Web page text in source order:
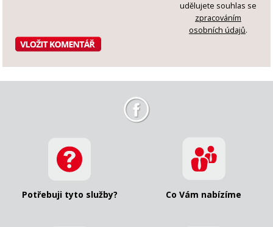
udělujete souhlas se
zpracováním
osobních údajů.
Potřebuji tyto služby? Co Vám nabízíme